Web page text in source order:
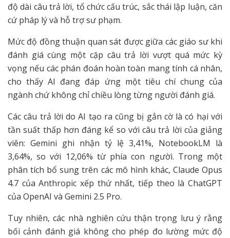
độ dài câu trả lời, tổ chức cấu trúc, sắc thái lập luận, căn
cứ pháp lý và hỗ trợ sư phạm.
Mức độ đồng thuận quan sát được giữa các giáo sư khi
đánh giá cùng một cặp câu trả lời vượt quá mức kỳ
vọng nếu các phán đoán hoàn toàn mang tính cá nhân,
cho thấy AI đang đáp ứng một tiêu chí chung của
ngành chứ không chỉ chiều lòng từng người đánh giá.
Các câu trả lời do AI tạo ra cũng bị gắn cờ là có hại với
tần suất thấp hơn đáng kể so với câu trả lời của giảng
viên: Gemini ghi nhận tỷ lệ 3,41%, NotebookLM là
3,64%, so với 12,06% từ phía con người. Trong một
phân tích bổ sung trên các mô hình khác, Claude Opus
4.7 của Anthropic xếp thứ nhất, tiếp theo là ChatGPT
của OpenAI và Gemini 2.5 Pro.
Tuy nhiên, các nhà nghiên cứu thận trọng lưu ý rằng
bối cảnh đánh giá không cho phép đo lường mức độ